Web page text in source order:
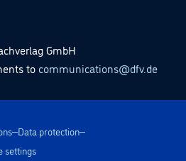
GmbH
to communications@dfv.de
Data protection
settings